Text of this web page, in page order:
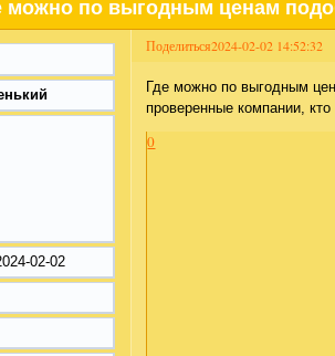
можно по выгодным ценам
Поделиться2024-02-02 14:52:32
02-02
Где можно по выгодным
проверенные компании,
0